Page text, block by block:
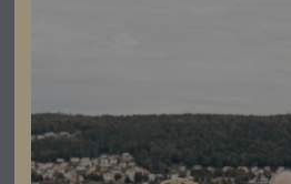
14 kg